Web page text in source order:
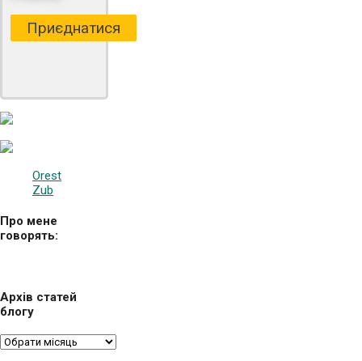
Приєднатися
Orest
Zub
Про мене
говорять:
Архів статей
блогу